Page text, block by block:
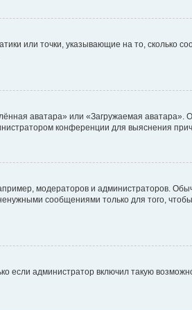
или точки, указывающие на то, сколько
аватара» или «Загружаемая аватара».
конференции для выяснения
модераторов и администраторов.
сообщениями только для того,
если администратор включил такую